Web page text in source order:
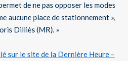
de ne pas opposer les modes
aucune place de stationnement »,
Dilliès (MR). »
sur le site de la Dernière Heure –